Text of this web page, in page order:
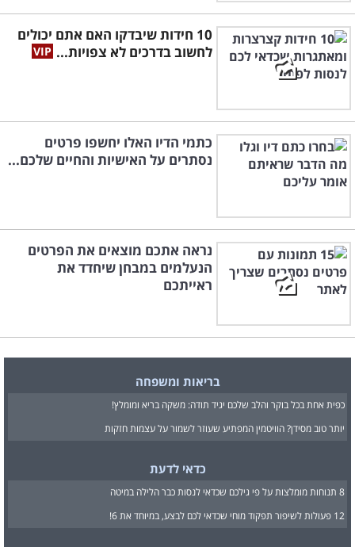
10 חידות שיבדקו האם אתם יכולים
לחשוב בדרכים לא צפויות...
כתמי הדיו האלו יחשפו פרטים
נסתרים על האישיות והחיים שלכם...
נראה אתכם מוצאים את הפרטים
הנעלמים במבחן שיחדד את
ראייתכם
בריאות ומשפחה
כפית אחת בכל בוקר והלב שלכם יגיד תודה: משקה בריא ומומלץ!
יותר טוב מסידן? הוויטמין המפתיע שעוזר לשמור על עצמות חזקות
כדאי לדעת
8 תנוחות מומלצות על פי גילכם שכדאי לנסות כבר הלילה במיטה
12 פעולות לשיפור תפקוד מוחי שכדאי לכם לבצע, במיוחד את 6!